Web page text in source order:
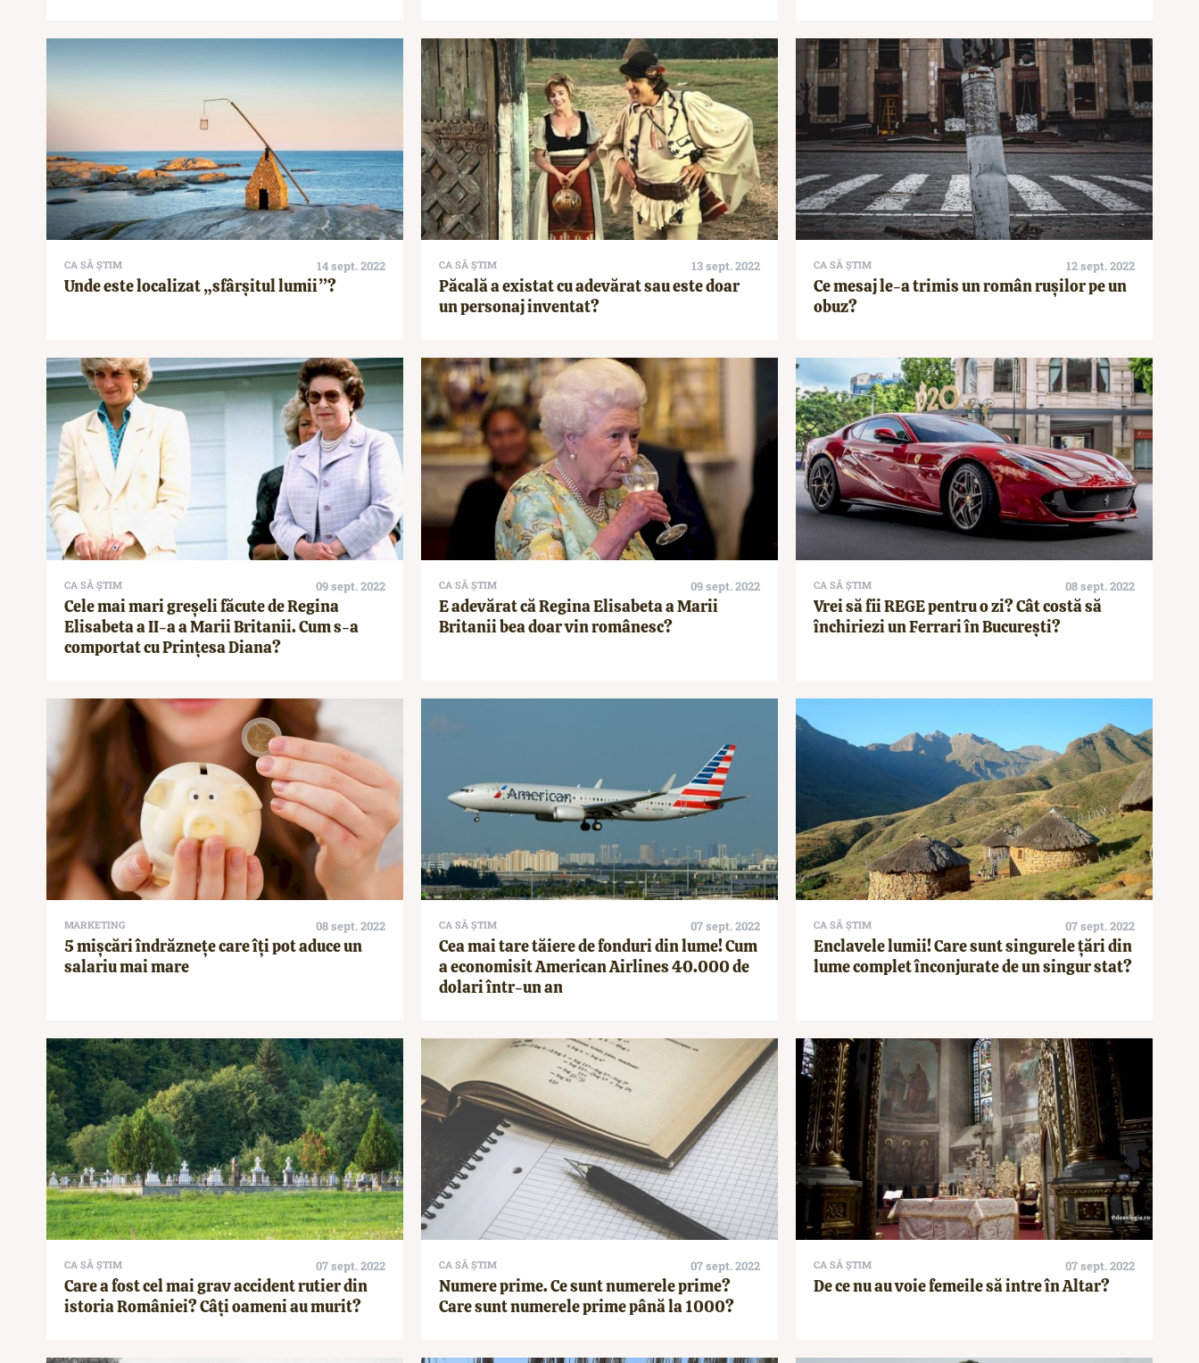
CA SĂ ȘTIM 14 sept. 2022
Unde este localizat „sfârșitul lumii”?
CA SĂ ȘTIM 13 sept. 2022
Păcală a existat cu adevărat sau este doar
un personaj inventat?
CA SĂ ȘTIM 12 sept. 2022
Ce mesaj le-a trimis un român rușilor pe un
obuz?
CA SĂ ȘTIM 09 sept. 2022
Cele mai mari greșeli făcute de Regina
Elisabeta a II-a a Marii Britanii. Cum s-a
comportat cu Prințesa Diana?
CA SĂ ȘTIM 09 sept. 2022
E adevărat că Regina Elisabeta a Marii
Britanii bea doar vin românesc?
CA SĂ ȘTIM 08 sept. 2022
Vrei să fii REGE pentru o zi? Cât costă să
închiriezi un Ferrari în București?
MARKETING 08 sept. 2022
5 mișcări îndrăznețe care îți pot aduce un
salariu mai mare
CA SĂ ȘTIM 07 sept. 2022
Cea mai tare tăiere de fonduri din lume! Cum
a economisit American Airlines 40.000 de
dolari într-un an
CA SĂ ȘTIM 07 sept. 2022
Enclavele lumii! Care sunt singurele ţări din
lume complet înconjurate de un singur stat?
CA SĂ ȘTIM 07 sept. 2022
Care a fost cel mai grav accident rutier din
istoria României? Câți oameni au murit?
CA SĂ ȘTIM 07 sept. 2022
Numere prime. Ce sunt numerele prime?
Care sunt numerele prime până la 1000?
CA SĂ ȘTIM 07 sept. 2022
De ce nu au voie femeile să intre în Altar?